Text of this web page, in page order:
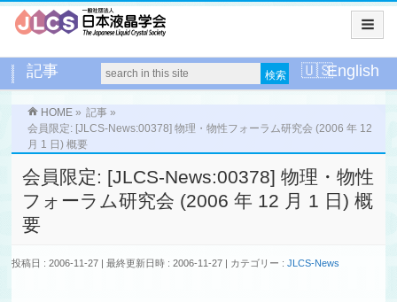
記事 English
HOME » 記事 »
会員限定: [JLCS-News:00378] 物理・物性フォーラム研究会 (2006 年 12
月 1 日) 概要
会員限定: [JLCS-News:00378] 物理・物性
フォーラム研究会 (2006 年 12 月 1 日) 概
要
投稿日 : 2006-11-27 最終更新日時 : 2006-11-27 カテゴリー :JLCS-News